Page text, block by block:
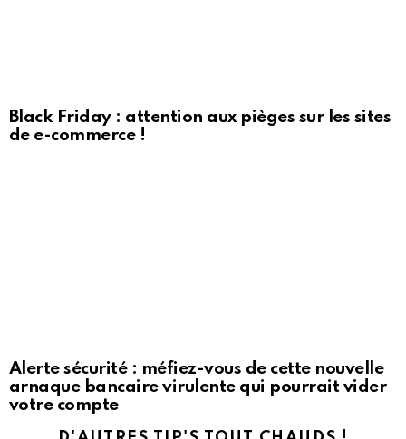
Black Friday : attention aux pièges sur les sites
de e-commerce !
Alerte sécurité : méfiez-vous de cette nouvelle
arnaque bancaire virulente qui pourrait vider
votre compte